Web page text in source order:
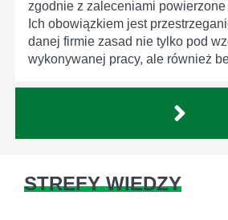
zgodnie z zaleceniami
Ich obowiązkiem jest
danej firmie zasad nie tylko pod
wykonywanej pracy, ale również
STREFY WIEDZY